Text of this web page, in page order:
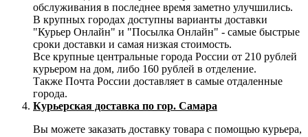
обслуживания в последнее время заметно улучшились.
В крупных городах доступны варианты доставки
"Курьер Онлайн" и "Посылка Онлайн" - самые быстрые
сроки доставки и самая низкая стоимость.
Все крупные центральные города России от 210 рублей
курьером на дом, либо 160 рублей в отделение.
Также Почта России доставляет в самые отдаленные
города.
Курьерская доставка по гор. Самара
Вы можете заказать доставку товара с помощью курьера,